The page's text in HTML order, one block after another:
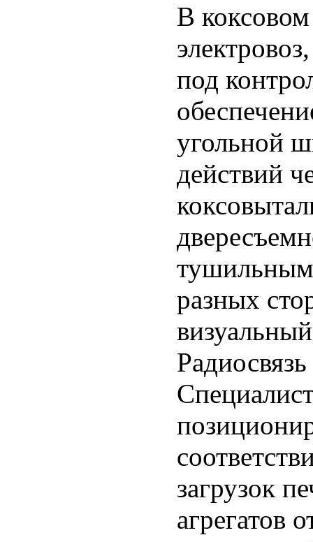
В
под
угольной
действий
разных
загрузок
агрегатов